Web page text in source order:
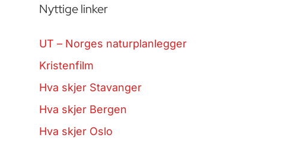
Nyttige linker
UT – Norges naturplanlegger
Kristenfilm
Hva skjer Stavanger
Hva skjer Bergen
Hva skjer Oslo